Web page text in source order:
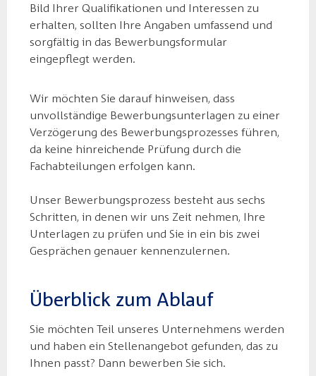
Bild Ihrer Qualifikationen und Interessen zu
erhalten, sollten Ihre Angaben umfassend und
sorgfältig in das Bewerbungsformular
eingepflegt werden.
Wir möchten Sie darauf hinweisen, dass
unvollständige Bewerbungsunterlagen zu einer
Verzögerung des Bewerbungsprozesses führen,
da keine hinreichende Prüfung durch die
Fachabteilungen erfolgen kann.
Unser Bewerbungsprozess besteht aus sechs
Schritten, in denen wir uns Zeit nehmen, Ihre
Unterlagen zu prüfen und Sie in ein bis zwei
Gesprächen genauer kennenzulernen.
Überblick zum Ablauf
Sie möchten Teil unseres Unternehmens werden
und haben ein Stellenangebot gefunden, das zu
Ihnen passt? Dann bewerben Sie sich.